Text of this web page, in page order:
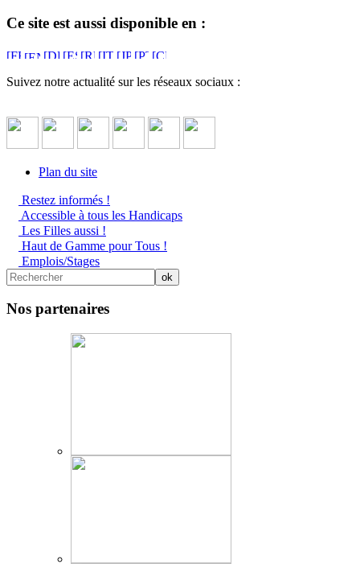
Ce site est aussi disponible en :
Suivez notre actualité sur les réseaux sociaux :
Plan du site
Restez informés !
Accessible à tous les Handicaps
Les Filles aussi !
Haut de Gamme pour Tous !
Emplois/Stages
Nos partenaires